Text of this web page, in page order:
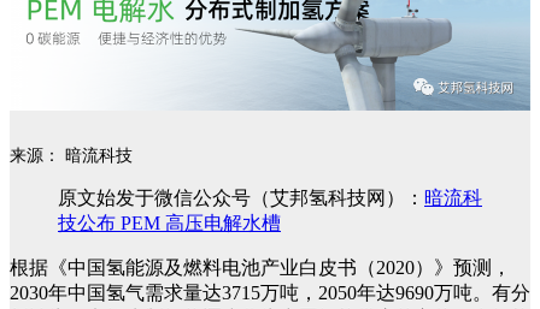
来源： 暗流科技
原文始发于微信公众号（艾邦氢科技网）： 暗流科
技公布 PEM 高压电解水槽
根据《中国氢能源及燃料电池产业白皮书（2020）》预测，
2030年中国氢气需求量达3715万吨，2050年达9690万吨。有分